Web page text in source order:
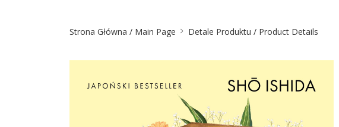
NawigacjaStrona Główna / Main Page Detale Produktu / Product Details